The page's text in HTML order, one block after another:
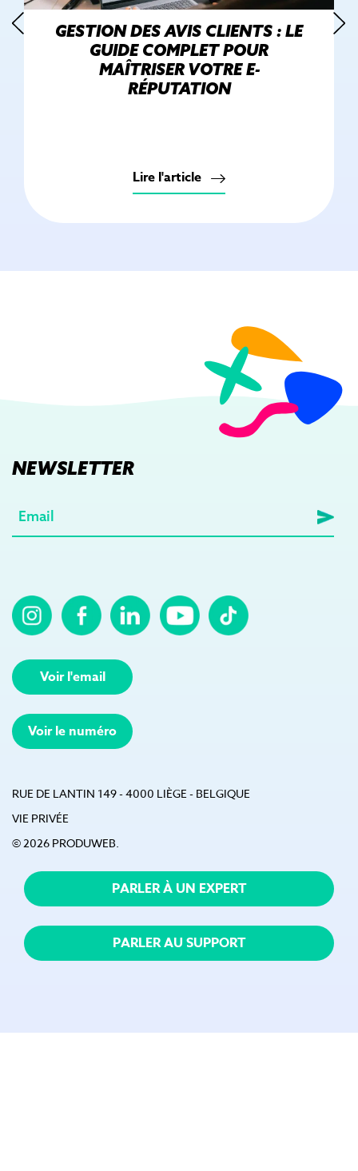
GESTION DES AVIS CLIENTS : LE
GUIDE COMPLET POUR
MAÎTRISER VOTRE E-
RÉPUTATION
Lire l'article
NEWSLETTER
Voir l'email
Voir le numéro
RUE DE LANTIN 149 - 4000 LIÈGE - BELGIQUE
VIE PRIVÉE
© 2026 PRODUWEB.
PARLER À UN EXPERT
PARLER AU SUPPORT